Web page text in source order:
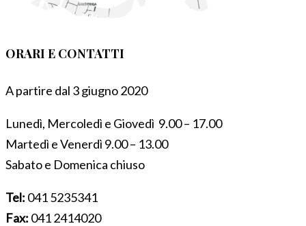
ORARI E CONTATTI
A partire dal 3 giugno 2020
Lunedì, Mercoledì e Giovedì 9.00 – 17.00
Martedì e Venerdì 9.00 – 13.00
Sabato e Domenica chiuso
Tel: 041 5235341
Fax: 041 2414020